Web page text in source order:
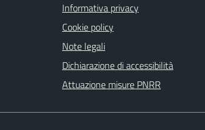
Informativa privacy
Cookie policy
Note legali
Dichiarazione di accessibilità
Attuazione misure PNRR